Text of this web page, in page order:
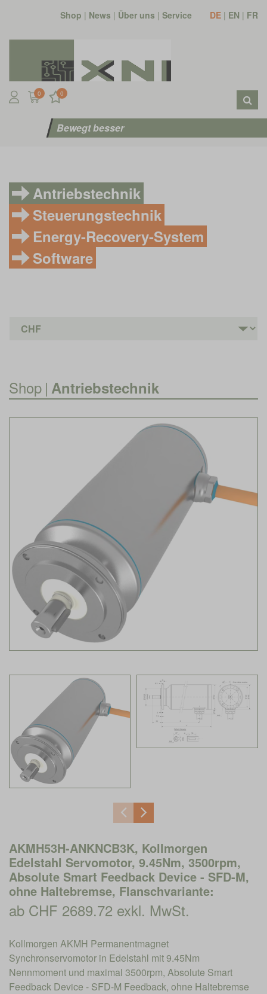
Shop | News | Über uns | Service DE | EN | FR
0 0
Bewegt besser
Antriebstechnik
Steuerungstechnik
Energy-Recovery-System
Software
Shop | Antriebstechnik
AKMH53H-ANKNCB3K, Kollmorgen
Edelstahl Servomotor, 9.45Nm, 3500rpm,
Absolute Smart Feedback Device - SFD-M,
ohne Haltebremse, Flanschvariante:
ab CHF 2689.72 exkl. MwSt.
Kollmorgen AKMH Permanentmagnet
Synchronservomotor in Edelstahl mit 9.45Nm
Nennmoment und maximal 3500rpm, Absolute Smart
Feedback Device - SFD-M Feedback, ohne Haltebremse